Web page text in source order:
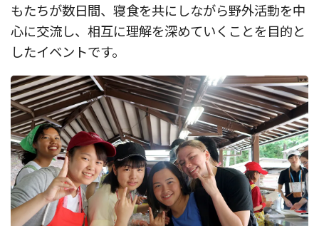
もたちが数日間、寝食を共にしながら野外活動を中
心に交流し、相互に理解を深めていくことを目的と
したイベントです。